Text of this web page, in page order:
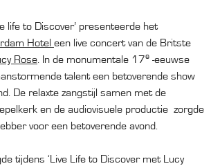
life to Discover’ presenteerde het
Hotel een live concert van de Britste
Rose . In de monumentale 17e -eeuwse
talent een betoverende show
De relaxte zangstijl samen met de
en de audiovisuele productie zorgde
voor een betoverende avond.
tijdens ‘Live Life to Discover met Lucy